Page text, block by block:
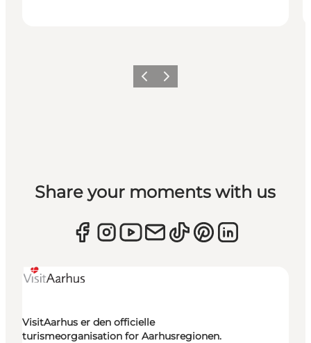
ForrigeNæste
Share your moments with us
VisitAarhus er den officielle
turismeorganisation for Aarhusregionen.